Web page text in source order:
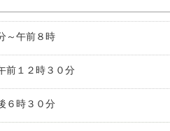
～午前８時
前１２時３０分
６時３０分